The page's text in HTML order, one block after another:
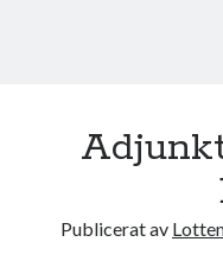
Publicerat av